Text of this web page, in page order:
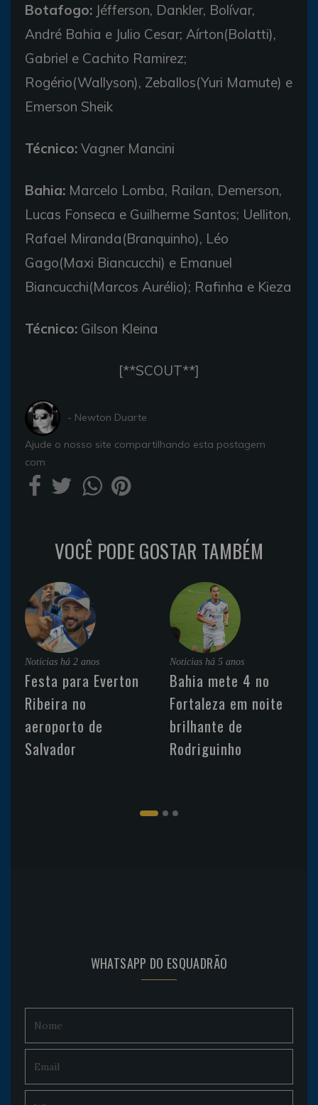
Botafogo: Jéfferson, Dankler, Bolívar,
André Bahia e Julio Cesar; Aírton(Bolatti),
Gabriel e Cachito Ramirez;
Rogério(Wallyson), Zeballos(Yuri Mamute) e
Emerson Sheik
Técnico: Vagner Mancini
Bahia: Marcelo Lomba, Railan, Demerson,
Lucas Fonseca e Guilherme Santos; Uelliton,
Rafael Miranda(Branquinho), Léo
Gago(Maxi Biancucchi) e Emanuel
Biancucchi(Marcos Aurélio); Rafinha e Kieza
Técnico: Gilson Kleina
[**SCOUT**]
- Newton Duarte
Ajude o nosso site compartilhando esta postagem
com
VOCÊ PODE GOSTAR TAMBÉM
Noticias há 2 anos
Festa para Everton
Ribeira no
aeroporto de
Salvador
Noticias há 5 anos
Bahia mete 4 no
Fortaleza em noite
brilhante de
Rodriguinho
WHATSAPP DO ESQUADRÃO